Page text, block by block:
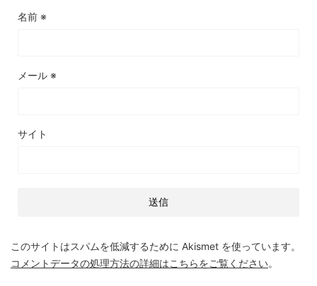
名前 ※
メール ※
サイト
このサイトはスパムを低減するために Akismet を使っています。
コメントデータの処理方法の詳細はこちらをご覧ください。